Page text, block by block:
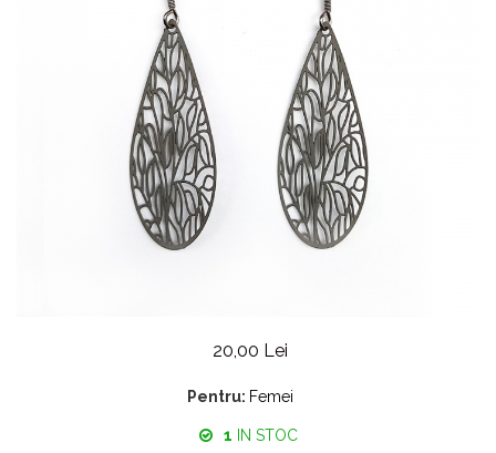
20,00 Lei
Pentru: Femei
1 IN STOC